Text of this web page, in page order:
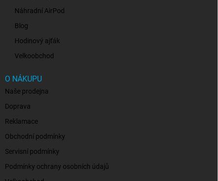
Náhradní AirPod
Blog
Hodinový ajťák
Velkoobchod
O NÁKUPU
Naše prodejna
Doprava
Reklamace
Obchodní podmínky
Servisní podmínky
Podmínky ochrany osobních údajů